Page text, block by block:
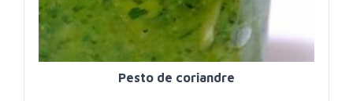
Pesto de coriandre